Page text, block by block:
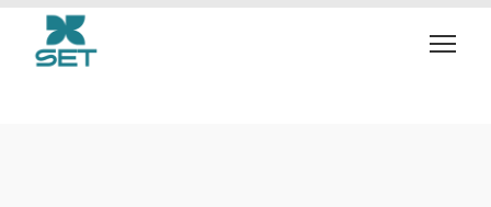
Repair Cafe